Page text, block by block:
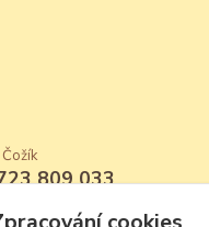
809 033